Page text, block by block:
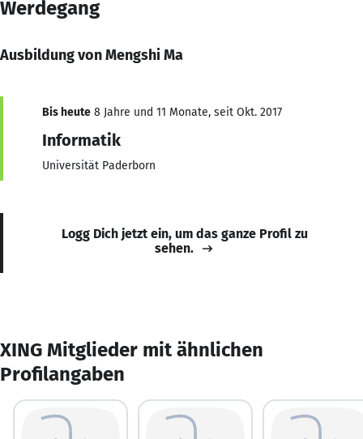
Werdegang
Ausbildung von Mengshi Ma
Bis heute 8 Jahre und 11 Monate, seit Okt. 2017
Informatik
Universität Paderborn
Logg Dich jetzt ein, um das ganze Profil zu
sehen.
XING Mitglieder mit ähnlichen
Profilangaben